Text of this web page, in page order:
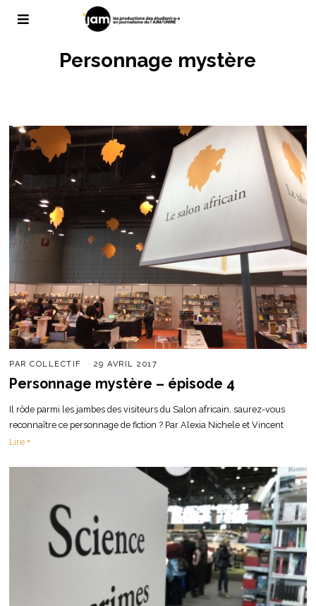
Personnage mystère
PARCOLLECTIF 29 AVRIL 2017
Personnage mystère – épisode 4
Il rôde parmi les jambes des visiteurs du Salon africain, saurez-vous
reconnaître ce personnage de fiction ? Par Alexia Nichele et Vincent
Lire +